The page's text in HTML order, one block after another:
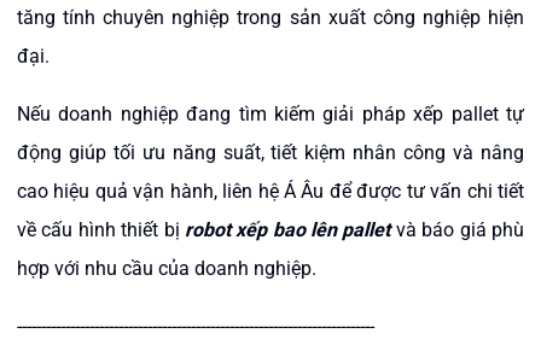
tăng tính chuyên nghiệp trong sản xuất công nghiệp hiện
đại.
Nếu doanh nghiệp đang tìm kiếm giải pháp xếp pallet tự
động giúp tối ưu năng suất, tiết kiệm nhân công và nâng
cao hiệu quả vận hành, liên hệ Á Âu để được tư vấn chi tiết
về cấu hình thiết bị robot xếp bao lên palletvà báo giá phù
hợp với nhu cầu của doanh nghiệp.
--------------------------------------------------------------------------